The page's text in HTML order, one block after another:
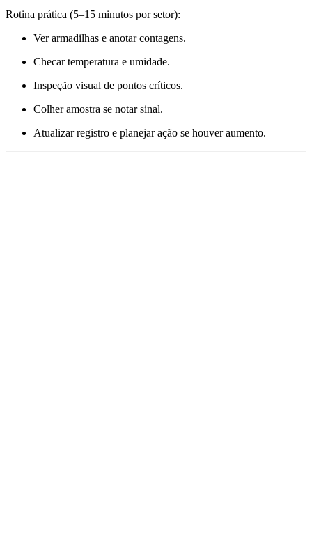
Rotina prática (5–15 minutos por setor):
Ver armadilhas e anotar contagens.
Checar temperatura e umidade.
Inspeção visual de pontos críticos.
Colher amostra se notar sinal.
Atualizar registro e planejar ação se houver aumento.